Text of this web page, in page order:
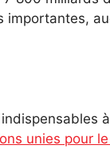
unies pour